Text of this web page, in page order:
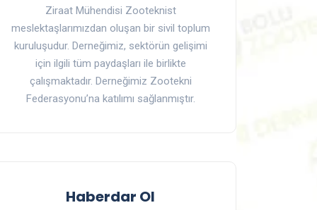
Ziraat Mühendisi Zooteknist
meslektaşlarımızdan oluşan bir sivil toplum
kuruluşudur. Derneğimiz, sektörün gelişimi
için ilgili tüm paydaşları ile birlikte
çalışmaktadır. Derneğimiz Zootekni
Federasyonu’na katılımı sağlanmıştır.
Haberdar Ol